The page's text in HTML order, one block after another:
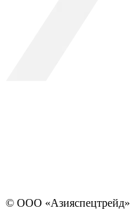
© ООО «Азияспецтрейд»